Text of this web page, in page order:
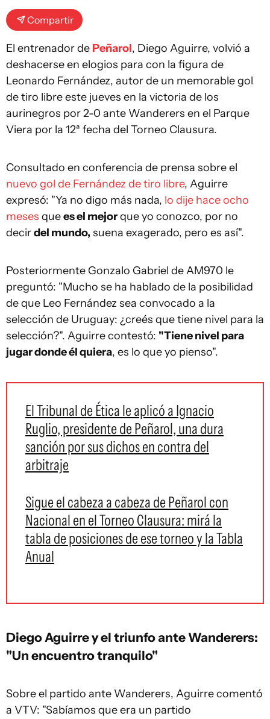
Compartir
El entrenador de Peñarol, Diego Aguirre, volvió a
deshacerse en elogios para con la figura de
Leonardo Fernández, autor de un memorable gol
de tiro libre este jueves en la victoria de los
aurinegros por 2-0 ante Wanderers en el Parque
Viera por la 12ª fecha del Torneo Clausura.
Consultado en conferencia de prensa sobre el
nuevo gol de Fernández de tiro libre, Aguirre
expresó: "Ya no digo más nada, lo dije hace ocho
meses quees el mejorque yo conozco, por no
decirdel mundo, suena exagerado, pero es así".
Posteriormente Gonzalo Gabriel de AM970 le
preguntó: "Mucho se ha hablado de la posibilidad
de que Leo Fernández sea convocado a la
selección de Uruguay: ¿creés que tiene nivel para la
selección?". Aguirre contestó: "Tiene nivel para
jugar donde él quiera, es lo que yo pienso".
El Tribunal de Ética le aplicó a Ignacio
Ruglio, presidente de Peñarol, una dura
sanción por sus dichos en contra del
arbitraje
Sigue el cabeza a cabeza de Peñarol con
Nacional en el Torneo Clausura: mirá la
tabla de posiciones de ese torneo y la Tabla
Anual
Diego Aguirre y el triunfo ante Wanderers:
"Un encuentro tranquilo"
Sobre el partido ante Wanderers, Aguirre comentó
a VTV: "Sabíamos que era un partido